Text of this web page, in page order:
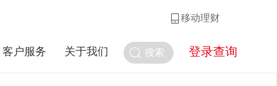
移动理财
搜索 登录查询
客户服务 关于我们